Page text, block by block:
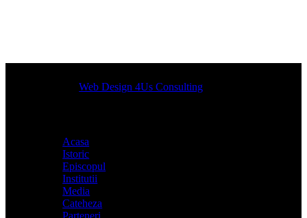
Designed byWeb Design 4Us Consulting
Acasa
Istoric
Episcopul
Institutii
Media
Cateheza